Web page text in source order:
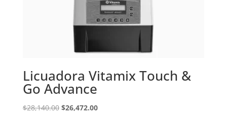
Licuadora Vitamix Touch &
Go Advance
$28,140.00 Original
$26,472.00Current